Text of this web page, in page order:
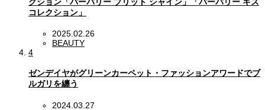
コレクション」
2025.02.26
BEAUTY
4
ゼンデイヤがグリーンカーペット・ファッションアワードでブ
ルガリを纏う
2024.03.27